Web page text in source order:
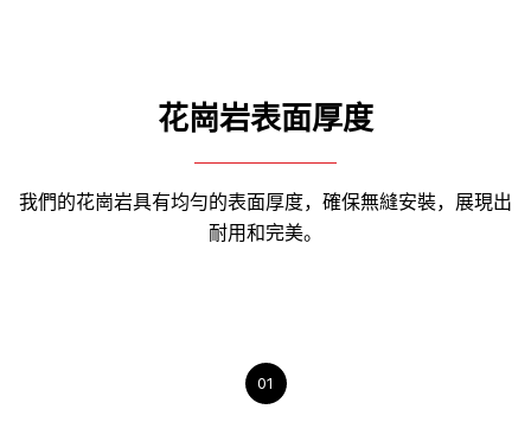
花崗岩表面厚度
我們的花崗岩具有均勻的表面厚度，確保無縫安裝，展現出
耐用和完美。
01